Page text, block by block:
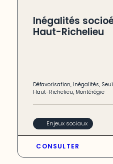
Inégalités
Haut-Richelieu
Défavorisation, Inégalités,
Haut-Richelieu, Montérégie
Enjeux sociaux
CONSULTER